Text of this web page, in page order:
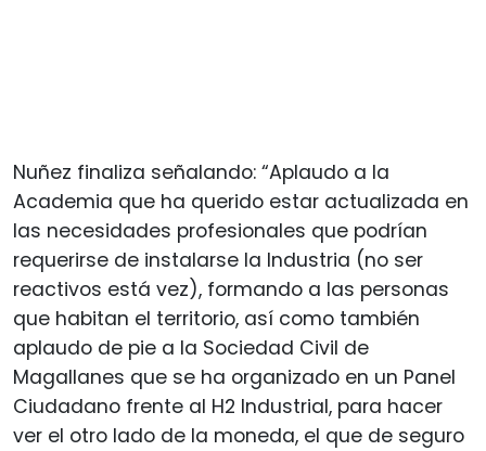
Nuñez finaliza señalando: “Aplaudo a la
Academia que ha querido estar actualizada en
las necesidades profesionales que podrían
requerirse de instalarse la Industria (no ser
reactivos está vez), formando a las personas
que habitan el territorio, así como también
aplaudo de pie a la Sociedad Civil de
Magallanes que se ha organizado en un Panel
Ciudadano frente al H2 Industrial, para hacer
ver el otro lado de la moneda, el que de seguro